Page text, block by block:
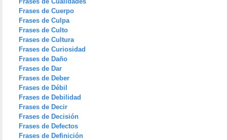
Frases de Cuerpo
Frases de Culpa
Frases de Culto
Frases de Cultura
Frases de Curiosidad
Frases de Daño
Frases de Dar
Frases de Deber
Frases de Débil
Frases de Debilidad
Frases de Decir
Frases de Decisión
Frases de Defectos
Frases de Definición